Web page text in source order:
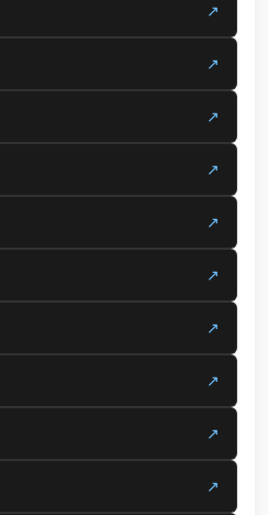
↗
↗
↗
↗
↗
↗
↗
↗
↗
↗